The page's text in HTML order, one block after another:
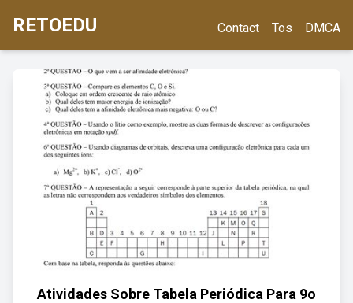
RETOEDU Contact Tos DMCA
Atividades Sobre Tabela Periódica Para 9o